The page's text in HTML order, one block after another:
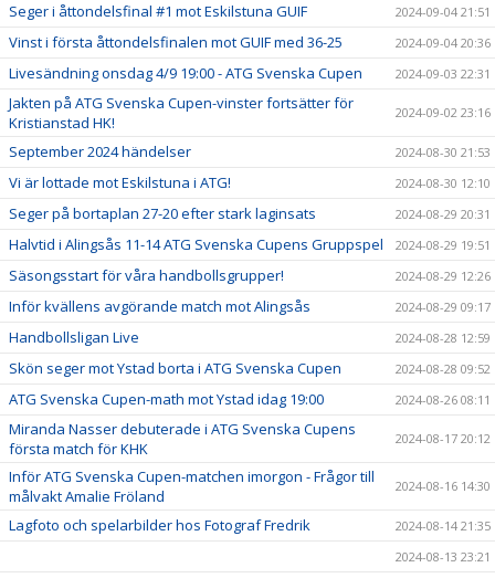
Seger i åttondelsfinal #1 mot Eskilstuna GUIF 2024-09-04 21:51
Vinst i första åttondelsfinalen mot GUIF med 36-25 2024-09-04 20:36
Livesändning onsdag 4/9 19:00 - ATG Svenska Cupen 2024-09-03 22:31
Jakten på ATG Svenska Cupen-vinster fortsätter för
Kristianstad HK!
2024-09-02 23:16
September 2024 händelser 2024-08-30 21:53
Vi är lottade mot Eskilstuna i ATG! 2024-08-30 12:10
Seger på bortaplan 27-20 efter stark laginsats 2024-08-29 20:31
Halvtid i Alingsås 11-14 ATG Svenska Cupens Gruppspel 2024-08-29 19:51
Säsongsstart för våra handbollsgrupper! 2024-08-29 12:26
Inför kvällens avgörande match mot Alingsås 2024-08-29 09:17
Handbollsligan Live 2024-08-28 12:59
Skön seger mot Ystad borta i ATG Svenska Cupen 2024-08-28 09:52
ATG Svenska Cupen-math mot Ystad idag 19:00 2024-08-26 08:11
Miranda Nasser debuterade i ATG Svenska Cupens
första match för KHK
2024-08-17 20:12
Inför ATG Svenska Cupen-matchen imorgon - Frågor till
målvakt Amalie Fröland
2024-08-16 14:30
Lagfoto och spelarbilder hos Fotograf Fredrik
2024-08-14 21:35
2024-08-13 23:21